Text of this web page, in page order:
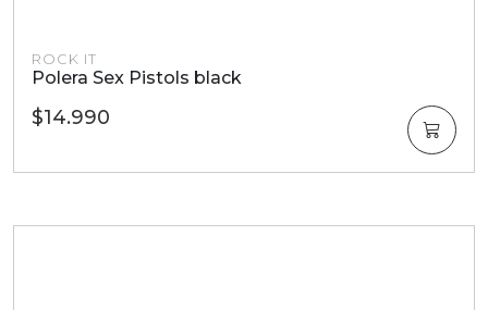
ROCK IT
Polera Sex Pistols black
$14.990